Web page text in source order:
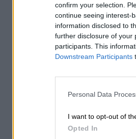
confirm your selection.
continue seeing interest-
information disclosed to
further disclosure of your
participants. This
Downstream Participants
Personal Data
I want to opt-out of
Opted In
*
*